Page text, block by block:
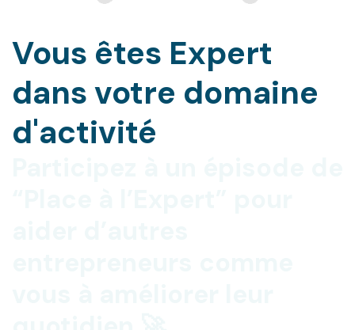
Vous êtes Expert
dans votre domaine
d'activité